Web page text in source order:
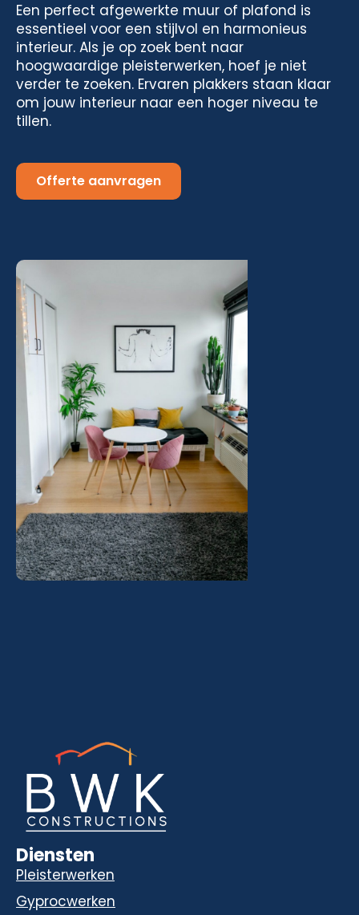
Een perfect afgewerkte muur of plafond is
essentieel voor een stijlvol en harmonieus
interieur. Als je op zoek bent naar
hoogwaardige pleisterwerken, hoef je niet
verder te zoeken. Ervaren plakkers staan klaar
om jouw interieur naar een hoger niveau te
tillen.
Offerte aanvragen
Diensten
Pleisterwerken
Gyprocwerken